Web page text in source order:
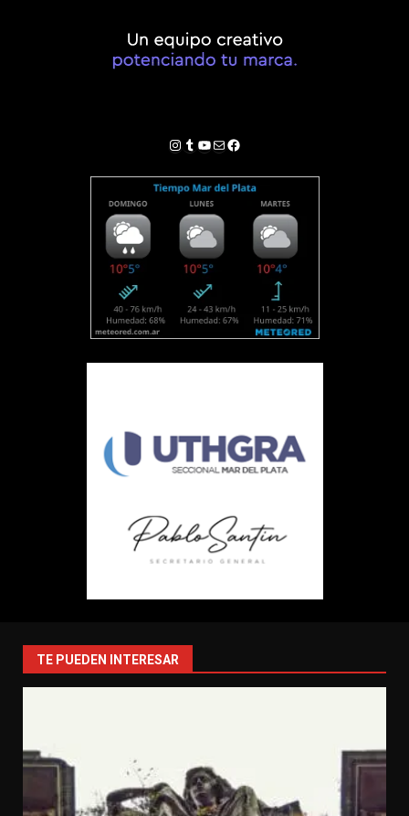
Instagram
Tumblr
YouTube
Correo electrónico
Facebook
TE PUEDEN INTERESAR